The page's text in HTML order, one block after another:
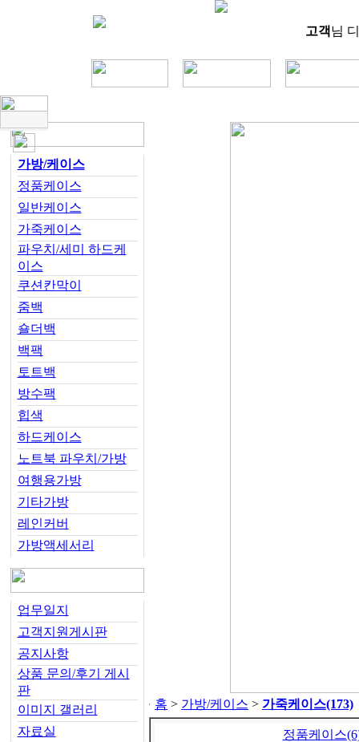
고객님
가방/케이스
정품케이스
일반케이스
가죽케이스
파우치/세미 하드케
이스
쿠션칸막이
줌백
숄더백
백팩
토트백
방수팩
힙색
하드케이스
노트북 파우치/가방
여행용가방
기타가방
레인커버
가방액세서리
업무일지
고객지원게시판
공지사항
상품 문의/후기 게시
판
이미지 갤러리
자료실
홈 > 가방/케이스 > 가죽케이스(173)
정품케이스